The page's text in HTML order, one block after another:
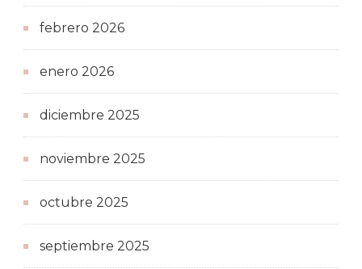
febrero 2026
enero 2026
diciembre 2025
noviembre 2025
octubre 2025
septiembre 2025